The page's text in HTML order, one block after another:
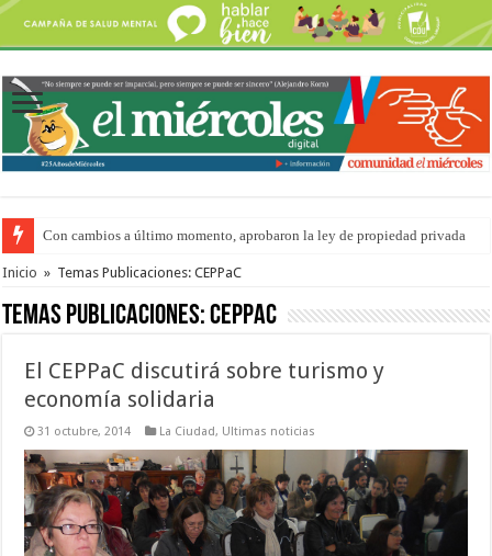
Con cambios a último momento, aprobaron la ley de propiedad privada
Del viernes 7 al domingo 9 de agosto: la agenda ¿A dónde ir? para este
Inicio » Temas Publicaciones: CEPPaC
Temas Publicaciones:CEPPaC
El CEPPaC discutirá sobre turismo y
economía solidaria
31 octubre, 2014 La Ciudad, Ultimas noticias